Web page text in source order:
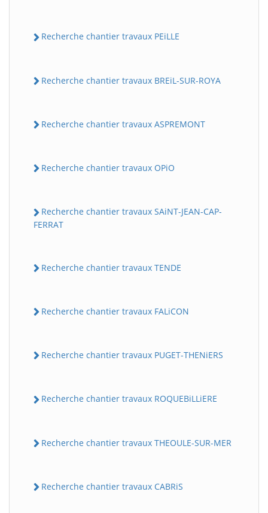
Recherche chantier travaux PEiLLE
Recherche chantier travaux BREiL-SUR-ROYA
Recherche chantier travaux ASPREMONT
Recherche chantier travaux OPiO
Recherche chantier travaux SAiNT-JEAN-CAP-
FERRAT
Recherche chantier travaux TENDE
Recherche chantier travaux FALiCON
Recherche chantier travaux PUGET-THENiERS
Recherche chantier travaux ROQUEBiLLiERE
Recherche chantier travaux THEOULE-SUR-MER
Recherche chantier travaux CABRiS